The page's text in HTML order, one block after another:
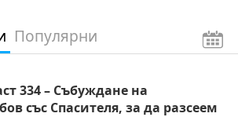
Популярни
334 – Събуждане на
със Спасителя, за да разсеем